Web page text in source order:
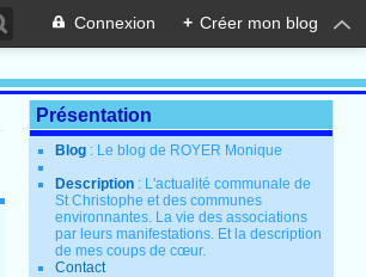
Connexion + Créer mon blog
Présentation
Blog : Le blog de ROYER Monique
Description : L'actualité communale de
St Christophe et des communes
environnantes. La vie des associations
par leurs manifestations. Et la description
de mes coups de cœur.
Contact